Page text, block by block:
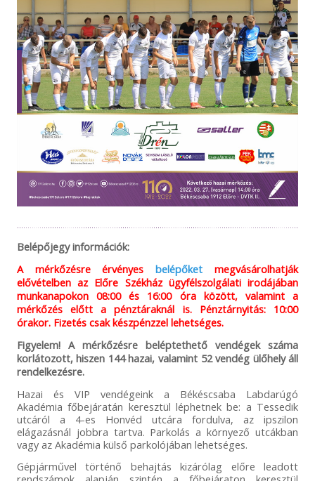
Belépőjegy információk:
A mérkőzésre érvényesbelépőket megvásárolhatják
elővételben az Előre Székház ügyfélszolgálati irodájában
munkanapokon 08:00 és 16:00 óra között, valamint a
mérkőzés előtt a pénztáraknál is. Pénztárnyitás: 10:00
órakor. Fizetés csak készpénzzel lehetséges.
Figyelem! A mérkőzésre beléptethető vendégek száma
korlátozott, hiszen 144 hazai, valamint 52 vendég ülőhely áll
rendelkezésre.
Hazai és VIP vendégeink a Békéscsaba Labdarúgó
Akadémia főbejáratán keresztül léphetnek be: a Tessedik
utcáról a 4-es Honvéd utcára fordulva, az ipszilon
elágazásnál jobbra tartva. Parkolás a környező utcákban
vagy az Akadémia külső parkolójában lehetséges.
Gépjárművel történő behajtás kizárólag előre leadott